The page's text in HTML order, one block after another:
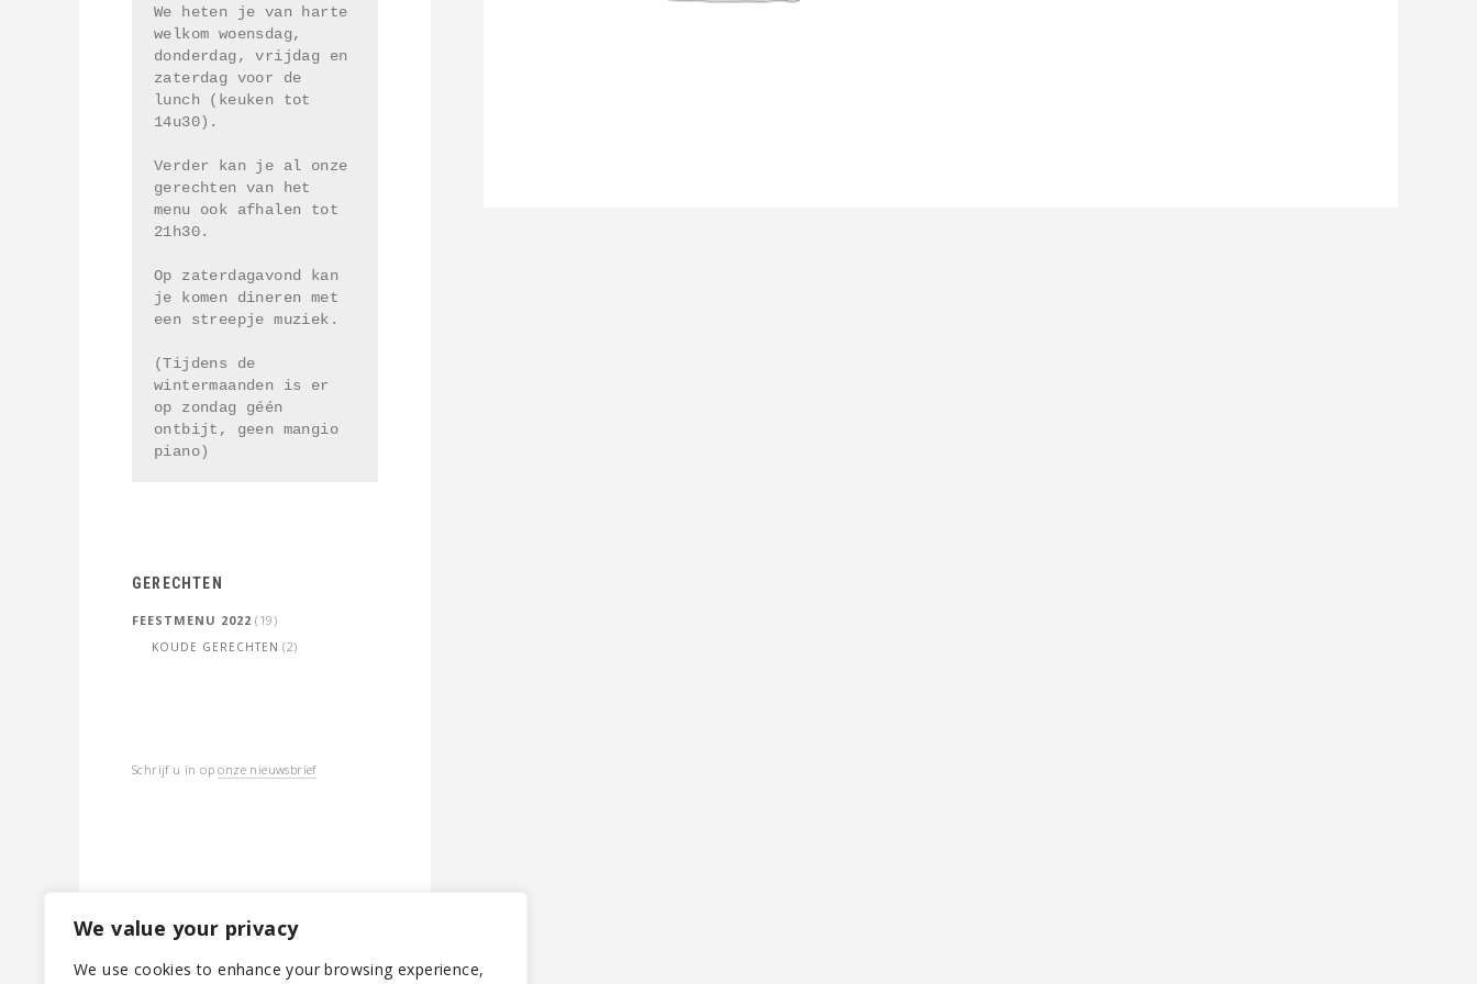
We value your privacy
We use cookies to enhance your browsing experience,
We heten je van harte
welkom woensdag,
donderdag, vrijdag en
zaterdag voor de
lunch (keuken tot
14u30).
Verder kan je al onze
gerechten van het
menu ook afhalen tot
21h30.
Op zaterdagavond kan
je komen dineren met
een streepje muziek.
(Tijdens de
wintermaanden is er
op zondag géén
ontbijt, geen mangio
piano)
GERECHTEN
FEESTMENU 2022 (19)
KOUDE GERECHTEN (2)
Schrijf u in oponze nieuwsbrief